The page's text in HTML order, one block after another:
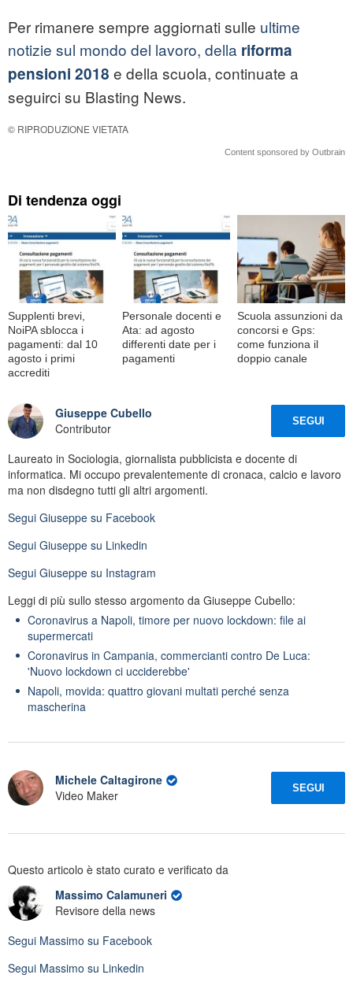
Per rimanere sempre aggiornati sulle ultime
notizie sul mondo del lavoro, della riforma
pensioni 2018 e della scuola, continuate a
seguirci su Blasting News.
© RIPRODUZIONE VIETATA
Content sponsored by Outbrain
Di tendenza oggi
Supplenti brevi,
NoiPA sblocca i
pagamenti: dal 10
agosto i primi
accrediti
Personale docenti e
Ata: ad agosto
differenti date per i
pagamenti
Scuola assunzioni da
concorsi e Gps:
come funziona il
doppio canale
Giuseppe Cubello
Contributor
SEGUI
Laureato in Sociologia, giornalista pubblicista e docente di
informatica. Mi occupo prevalentemente di cronaca, calcio e lavoro
ma non disdegno tutti gli altri argomenti.
Segui Giuseppe su Facebook
Segui Giuseppe su Linkedin
Segui Giuseppe su Instagram
Leggi di più sullo stesso argomento da Giuseppe Cubello:
Coronavirus a Napoli, timore per nuovo lockdown: file ai
supermercati
Coronavirus in Campania, commercianti contro De Luca:
'Nuovo lockdown ci ucciderebbe'
Napoli, movida: quattro giovani multati perché senza
mascherina
Michele Caltagirone
Video Maker
SEGUI
Questo articolo è stato curato e verificato da
Massimo Calamuneri
Revisore della news
Segui Massimo su Facebook
Segui Massimo su Linkedin